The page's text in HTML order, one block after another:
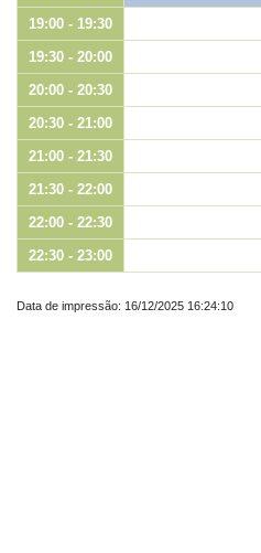
19:00 - 19:30
19:30 - 20:00
20:00 - 20:30
20:30 - 21:00
21:00 - 21:30
21:30 - 22:00
22:00 - 22:30
22:30 - 23:00
Data de impressão: 16/12/2025 16:24:10